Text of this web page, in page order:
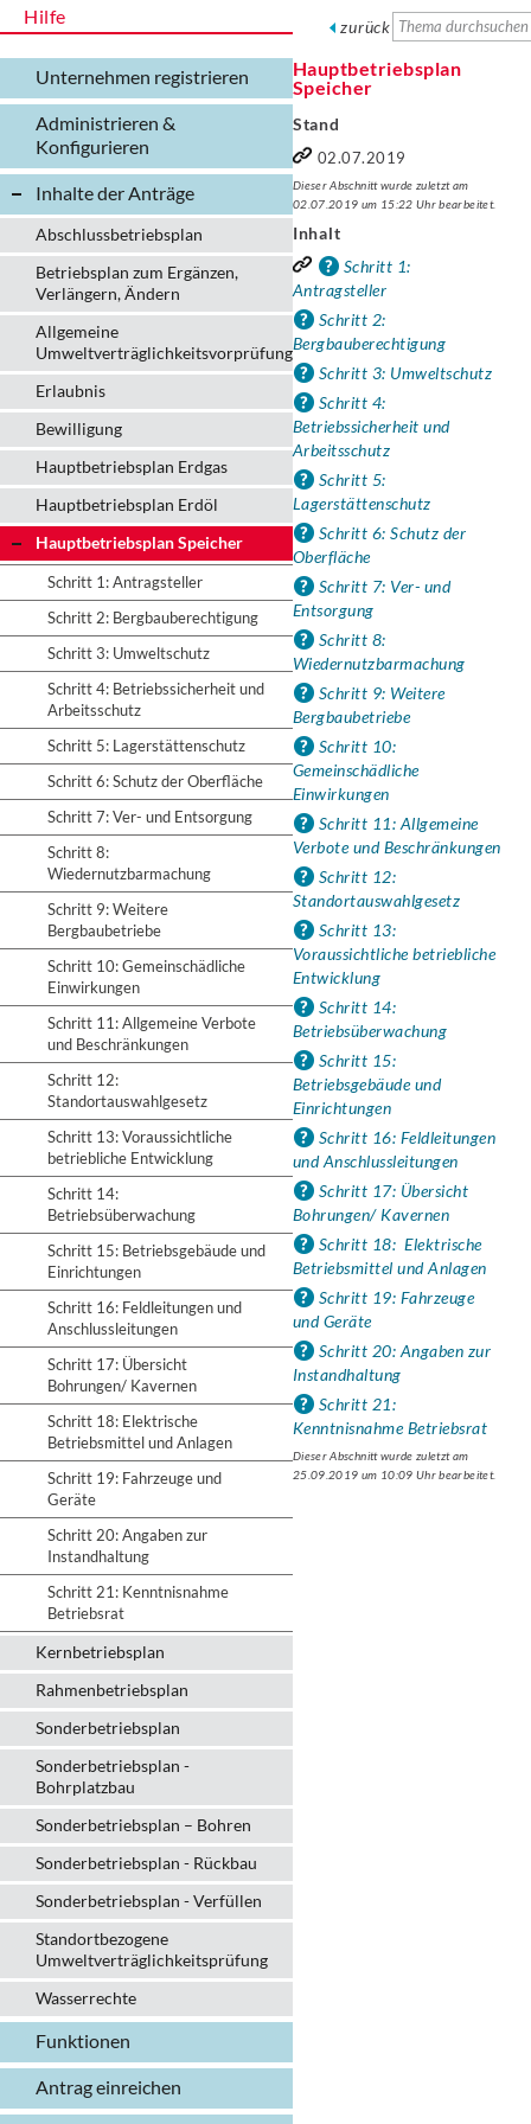
Hilfe
Unternehmen registrieren
Administrieren &
Konfigurieren
Inhalte der Anträge
Abschlussbetriebsplan
Betriebsplan zum Ergänzen,
Verlängern, Ändern
Allgemeine
Umweltverträglichkeitsvorprüfung
Erlaubnis
Bewilligung
Hauptbetriebsplan Erdgas
Hauptbetriebsplan Erdöl
Hauptbetriebsplan Speicher
Schritt 1: Antragsteller
Schritt 2: Bergbauberechtigung
Schritt 3: Umweltschutz
Schritt 4: Betriebssicherheit und
Arbeitsschutz
Schritt 5: Lagerstättenschutz
Schritt 6: Schutz der Oberfläche
Schritt 7: Ver- und Entsorgung
Schritt 8:
Wiedernutzbarmachung
Schritt 9: Weitere
Bergbaubetriebe
Schritt 10: Gemeinschädliche
Einwirkungen
Schritt 11: Allgemeine Verbote
und Beschränkungen
Schritt 12:
Standortauswahlgesetz
Schritt 13: Voraussichtliche
betriebliche Entwicklung
Schritt 14:
Betriebsüberwachung
Schritt 15: Betriebsgebäude und
Einrichtungen
Schritt 16: Feldleitungen und
Anschlussleitungen
Schritt 17: Übersicht
Bohrungen/ Kavernen
Schritt 18: Elektrische
Betriebsmittel und Anlagen
Schritt 19: Fahrzeuge und
Geräte
Schritt 20: Angaben zur
Instandhaltung
Schritt 21: Kenntnisnahme
Betriebsrat
Kernbetriebsplan
Rahmenbetriebsplan
Sonderbetriebsplan
Sonderbetriebsplan -
Bohrplatzbau
Sonderbetriebsplan – Bohren
Sonderbetriebsplan - Rückbau
Sonderbetriebsplan - Verfüllen
Standortbezogene
Umweltverträglichkeitsprüfung
Wasserrechte
Funktionen
Antrag einreichen
zurück
Hauptbetriebsplan
Speicher
Stand
02.07.2019
Dieser Abschnitt wurde zuletzt am
02.07.2019 um 15:22 Uhr bearbeitet.
Inhalt
Schritt 1:
Antragsteller
Schritt 2:
Bergbauberechtigung
Schritt 3: Umweltschutz
Schritt 4:
Betriebssicherheit und
Arbeitsschutz
Schritt 5:
Lagerstättenschutz
Schritt 6: Schutz der
Oberfläche
Schritt 7: Ver- und
Entsorgung
Schritt 8:
Wiedernutzbarmachung
Schritt 9: Weitere
Bergbaubetriebe
Schritt 10:
Gemeinschädliche
Einwirkungen
Schritt 11: Allgemeine
Verbote und Beschränkungen
Schritt 12:
Standortauswahlgesetz
Schritt 13:
Voraussichtliche betriebliche
Entwicklung
Schritt 14:
Betriebsüberwachung
Schritt 15:
Betriebsgebäude und
Einrichtungen
Schritt 16: Feldleitungen
und Anschlussleitungen
Schritt 17: Übersicht
Bohrungen/ Kavernen
Schritt 18: Elektrische
Betriebsmittel und Anlagen
Schritt 19: Fahrzeuge
und Geräte
Schritt 20: Angaben zur
Instandhaltung
Schritt 21:
Kenntnisnahme Betriebsrat
Dieser Abschnitt wurde zuletzt am
25.09.2019 um 10:09 Uhr bearbeitet.